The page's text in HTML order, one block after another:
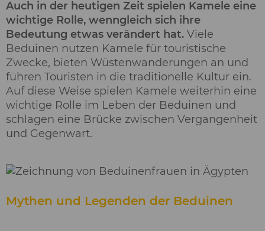
Auch in der heutigen Zeit spielen Kamele eine
wichtige Rolle, wenngleich sich ihre
Bedeutung etwas verändert hat. Viele
Beduinen nutzen Kamele für touristische
Zwecke, bieten Wüstenwanderungen an und
führen Touristen in die traditionelle Kultur ein.
Auf diese Weise spielen Kamele weiterhin eine
wichtige Rolle im Leben der Beduinen und
schlagen eine Brücke zwischen Vergangenheit
und Gegenwart.
Mythen und Legenden der Beduinen